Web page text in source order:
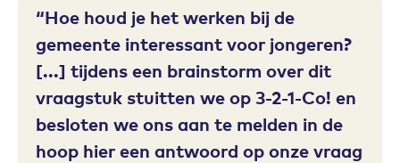
Hoe houd je het werken bij de
gemeente interessant voor jongeren?
[...] tijdens een brainstorm over dit
vraagstuk stuitten we op 3-2-1-Co! en
besloten we ons aan te melden in de
hoop hier een antwoord op onze vraag